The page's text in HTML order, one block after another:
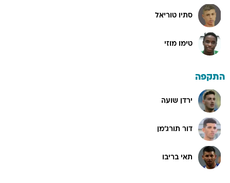
סתיו טוריאל
טימו מוזי
התקפה
ירדן שועה
דור תורג'מן
תאי בריבו